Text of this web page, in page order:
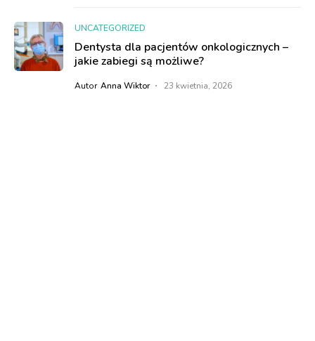
UNCATEGORIZED
Dentysta dla pacjentów onkologicznych –
jakie zabiegi są możliwe?
Autor Anna Wiktor 23 kwietnia, 2026